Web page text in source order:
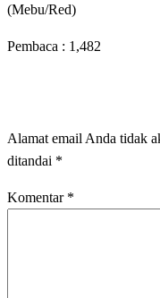
(Mebu/Red)
Pembaca : 1,482
Alamat email Anda tidak
ditandai *
Komentar *